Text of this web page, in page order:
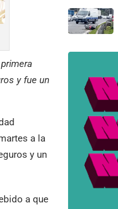
y fue un
a la
y un
a que